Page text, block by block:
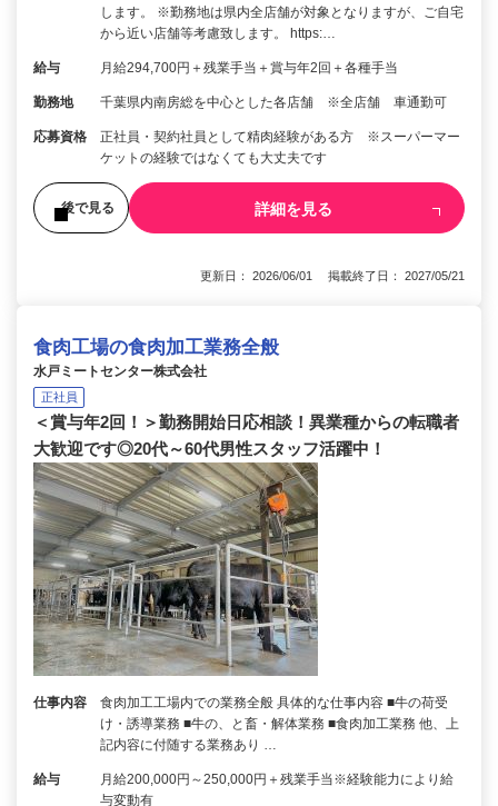
します。 ※勤務地は県内全店舗が対象となりますが、ご自宅
から近い店舗等考慮致します。 https:…
給与 月給294,700円＋残業手当＋賞与年2回＋各種手当
勤務地 千葉県内南房総を中心とした各店舗 ※全店舗 車通勤可
応募資格
正社員・契約社員として精肉経験がある方 ※スーパーマー
ケットの経験ではなくても大丈夫です
後で見る 詳細を見る
更新日： 2026/06/01 掲載終了日： 2027/05/21
食肉工場の食肉加工業務全般
水戸ミートセンター株式会社
正社員
＜賞与年2回！＞勤務開始日応相談！異業種からの転職者
大歓迎です◎20代～60代男性スタッフ活躍中！
仕事内容
食肉加工工場内での業務全般 具体的な仕事内容 ■牛の荷受
け・誘導業務 ■牛の、と畜・解体業務 ■食肉加工業務 他、上
記内容に付随する業務あり …
給与
月給200,000円～250,000円＋残業手当※経験能力により給
与変動有